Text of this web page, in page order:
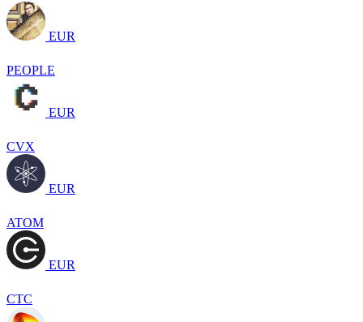
EUR
PEOPLE
EUR
CVX
EUR
ATOM
EUR
CTC